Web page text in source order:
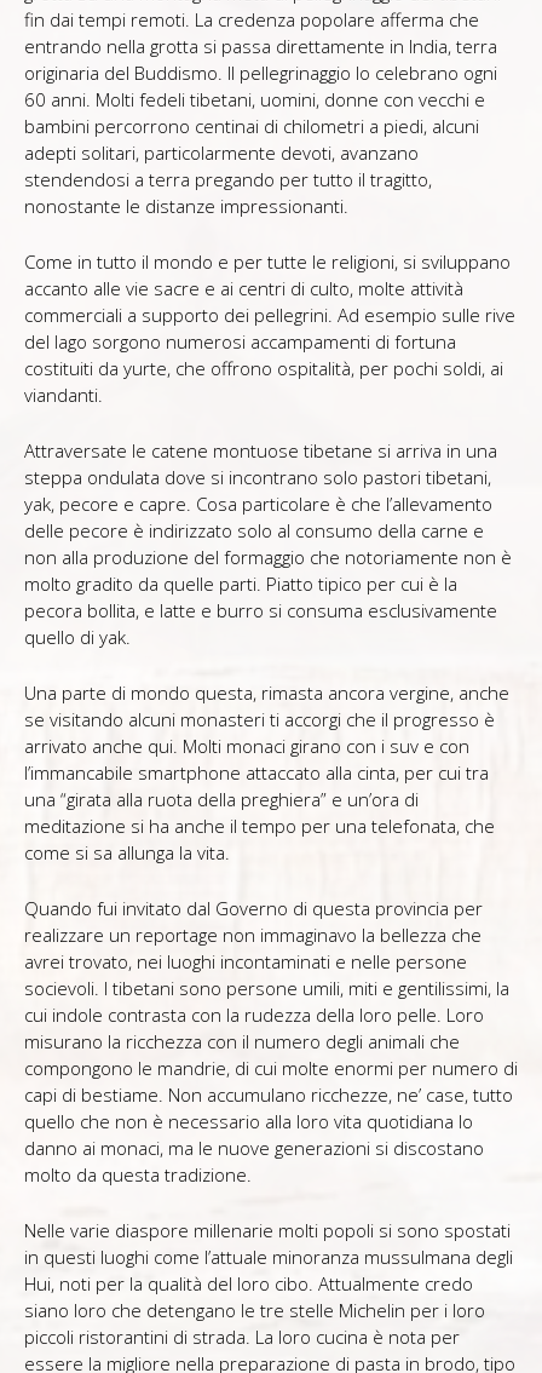
fin dai tempi remoti. La credenza popolare afferma che
entrando nella grotta si passa direttamente in India, terra
originaria del Buddismo. Il pellegrinaggio lo celebrano ogni
60 anni. Molti fedeli tibetani, uomini, donne con vecchi e
bambini percorrono centinai di chilometri a piedi, alcuni
adepti solitari, particolarmente devoti, avanzano
stendendosi a terra pregando per tutto il tragitto,
nonostante le distanze impressionanti.
Come in tutto il mondo e per tutte le religioni, si sviluppano
accanto alle vie sacre e ai centri di culto, molte attività
commerciali a supporto dei pellegrini. Ad esempio sulle rive
del lago sorgono numerosi accampamenti di fortuna
costituiti da yurte, che offrono ospitalità, per pochi soldi, ai
viandanti.
Attraversate le catene montuose tibetane si arriva in una
steppa ondulata dove si incontrano solo pastori tibetani,
yak, pecore e capre. Cosa particolare è che l’allevamento
delle pecore è indirizzato solo al consumo della carne e
non alla produzione del formaggio che notoriamente non è
molto gradito da quelle parti. Piatto tipico per cui è la
pecora bollita, e latte e burro si consuma esclusivamente
quello di yak.
Una parte di mondo questa, rimasta ancora vergine, anche
se visitando alcuni monasteri ti accorgi che il progresso è
arrivato anche qui. Molti monaci girano con i suv e con
l’immancabile smartphone attaccato alla cinta, per cui tra
una “girata alla ruota della preghiera” e un’ora di
meditazione si ha anche il tempo per una telefonata, che
come si sa allunga la vita.
Quando fui invitato dal Governo di questa provincia per
realizzare un reportage non immaginavo la bellezza che
avrei trovato, nei luoghi incontaminati e nelle persone
socievoli. I tibetani sono persone umili, miti e gentilissimi, la
cui indole contrasta con la rudezza della loro pelle. Loro
misurano la ricchezza con il numero degli animali che
compongono le mandrie, di cui molte enormi per numero di
capi di bestiame. Non accumulano ricchezze, ne’ case, tutto
quello che non è necessario alla loro vita quotidiana lo
danno ai monaci, ma le nuove generazioni si discostano
molto da questa tradizione.
Nelle varie diaspore millenarie molti popoli si sono spostati
in questi luoghi come l’attuale minoranza mussulmana degli
Hui, noti per la qualità del loro cibo. Attualmente credo
siano loro che detengano le tre stelle Michelin per i loro
piccoli ristorantini di strada. La loro cucina è nota per
essere la migliore nella preparazione di pasta in brodo, tipo